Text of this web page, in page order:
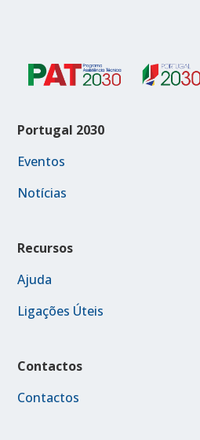
Portugal 2030
Eventos
Notícias
Recursos
Ajuda
Ligações Úteis
Contactos
Contactos